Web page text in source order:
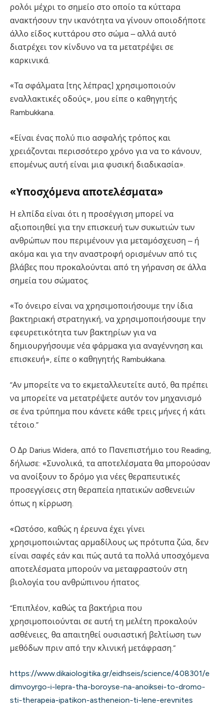
ρολόι μέχρι το σημείο στο οποίο τα κύτταρα
ανακτήσουν την ικανότητα να γίνουν οποιοδήποτε
άλλο είδος κυττάρου στο σώμα – αλλά αυτό
διατρέχει τον κίνδυνο να τα μετατρέψει σε
καρκινικά.
«Τα σφάλματα [της λέπρας] χρησιμοποιούν
εναλλακτικές οδούς», μου είπε ο καθηγητής
Rambukkana.
«Είναι ένας πολύ πιο ασφαλής τρόπος και
χρειάζονται περισσότερο χρόνο για να το κάνουν,
επομένως αυτή είναι μια φυσική διαδικασία».
«Υποσχόμενα αποτελέσματα»
Η ελπίδα είναι ότι η προσέγγιση μπορεί να
αξιοποιηθεί για την επισκευή των συκωτιών των
ανθρώπων που περιμένουν για μεταμόσχευση – ή
ακόμα και για την αναστροφή ορισμένων από τις
βλάβες που προκαλούνται από τη γήρανση σε άλλα
σημεία του σώματος.
«Το όνειρο είναι να χρησιμοποιήσουμε την ίδια
βακτηριακή στρατηγική, να χρησιμοποιήσουμε την
εφευρετικότητα των βακτηρίων για να
δημιουργήσουμε νέα φάρμακα για αναγέννηση και
επισκευή», είπε ο καθηγητής Rambukkana.
“Αν μπορείτε να το εκμεταλλευτείτε αυτό, θα πρέπει
να μπορείτε να μετατρέψετε αυτόν τον μηχανισμό
σε ένα τρύπημα που κάνετε κάθε τρεις μήνες ή κάτι
τέτοιο.”
Ο Δρ Darius Widera, από το Πανεπιστήμιο του Reading,
δήλωσε: «Συνολικά, τα αποτελέσματα θα μπορούσαν
να ανοίξουν το δρόμο για νέες θεραπευτικές
προσεγγίσεις στη θεραπεία ηπατικών ασθενειών
όπως η κίρρωση.
«Ωστόσο, καθώς η έρευνα έχει γίνει
χρησιμοποιώντας αρμαδίλους ως πρότυπα ζώα, δεν
είναι σαφές εάν και πώς αυτά τα πολλά υποσχόμενα
αποτελέσματα μπορούν να μεταφραστούν στη
βιολογία του ανθρώπινου ήπατος.
“Επιπλέον, καθώς τα βακτήρια που
χρησιμοποιούνται σε αυτή τη μελέτη προκαλούν
ασθένειες, θα απαιτηθεί ουσιαστική βελτίωση των
μεθόδων πριν από την κλινική μετάφραση.”
https://www.dikaiologitika.gr/eidhseis/science/408301/e
dimvoyrgo-i-lepra-tha-boroyse-na-anoiksei-to-dromo-
sti-therapeia-ipatikon-astheneion-ti-lene-erevnites